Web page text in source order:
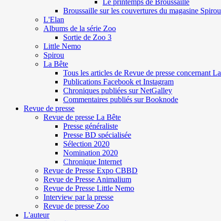
Broussaille sur les couvertures du magasine Spirou
L'Elan
Albums de la série Zoo
Sortie de Zoo 3
Little Nemo
Spirou
La Bête
Tous les articles de Revue de presse concernant
Publications Facebook et Instagram
Chroniques publiées sur NetGalley
Commentaires publiés sur Booknode
Revue de presse
Revue de presse La Bête
Presse généraliste
Presse BD spécialisée
Sélection 2020
Nomination 2020
Chronique Internet
Revue de Presse Expo CBBD
Revue de Presse Animalium
Revue de Presse Little Nemo
Interview par la presse
Revue de presse Zoo
L'auteur